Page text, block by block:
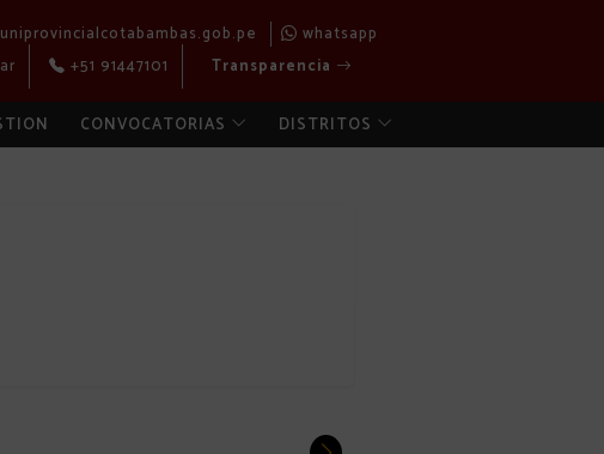
whatsapp
+51 91447101 Transparencia
CONVOCATORIAS DISTRITOS